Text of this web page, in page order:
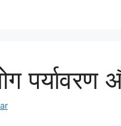
पर्यावरण